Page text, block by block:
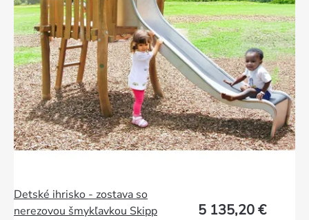
Detské ihrisko - zostava so
nerezovou šmykľavkou Skipp
5 135,20 €